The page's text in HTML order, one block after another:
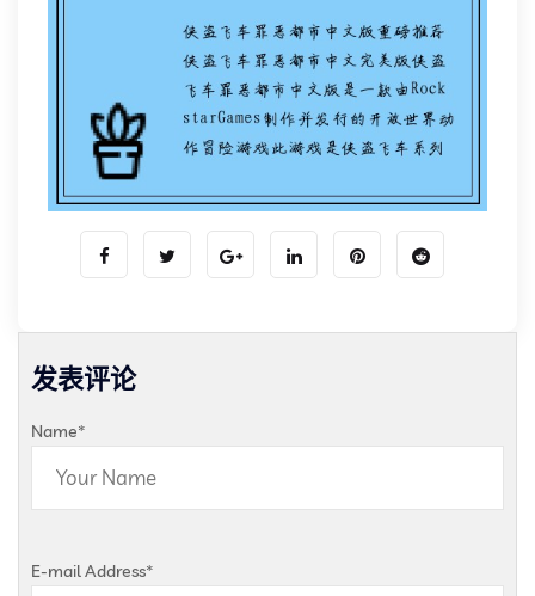
发表评论
Name*
E-mail Address*